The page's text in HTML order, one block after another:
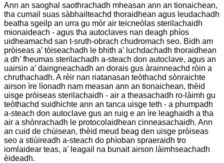
Ann an saoghal saothrachadh mheasan ann an tionaichean,
tha cumail suas sàbhailteachd thoraidhean agus leudachadh
beatha sgeilp an urra gu mòr air teicneòlas sterilachaidh
mionaideach - agus tha autoclaves nan deagh phìos
uidheamachd san t-sruth-obrach chudromach seo. Bidh am
pròiseas a’ tòiseachadh le bhith a’ luchdachadh thoraidhean
a dh’ fheumas sterilachadh a-steach don autoclave, agus an
uairsin a’ daingneachadh an dorais gus àrainneachd ròin a
chruthachadh. A rèir nan riatanasan teòthachd sònraichte
airson ìre lìonadh nam measan ann an tionaichean, thèid
uisge pròiseas sterilachaidh - air a theasachadh ro-làimh gu
teòthachd suidhichte ann an tanca uisge teth - a phumpadh
a-steach don autoclave gus an ruig e an ìre leaghaidh a tha
air a shònrachadh le protocolaidhean cinneasachaidh. Ann
an cuid de chùisean, thèid meud beag den uisge pròiseas
seo a stiùireadh a-steach do phìoban spraeraidh tro
iomlaidear teas, a’ leagail na bunait airson làimhseachadh
èideadh.